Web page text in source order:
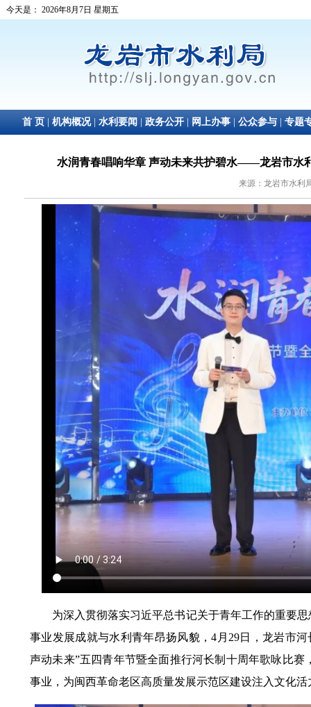
水润青春唱响华章 声动未来共护碧水——龙岩市水
来源：龙岩市水利
为深入贯彻落实习近平总书记关于青年工作的重要
事业发展成就与水利青年昂扬风貌，4 月 29日，龙岩市
声动未来”五四青年节暨全面推行河长制十周年歌咏比
事业，为闽西革命老区高质量发展示范区建设注入文化活